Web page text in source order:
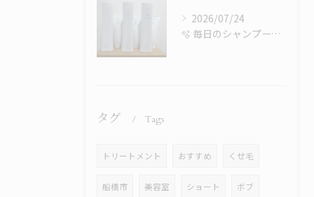
2026/07/24
🫧 毎日のシャンプーで、髪はもっと綺麗になる。
タグ Tags
トリートメント おすすめ くせ毛
船橋市 美容室 ショート ボブ